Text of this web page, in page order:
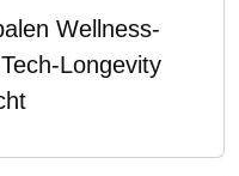
Wellness-
Longevity